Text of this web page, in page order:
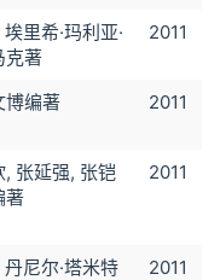
里希·玛利亚·
克著
2011
博编著 2011
, 张延强, 张铠
著
2011
丹尼尔·塔米特
2011